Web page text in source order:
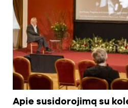
Apie susidorojimą su